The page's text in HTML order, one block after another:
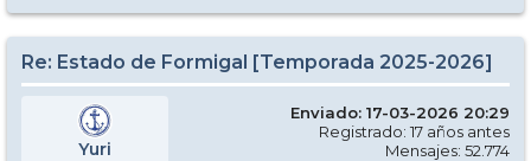
Re: Estado de Formigal [Temporada 2025-2026]
Yuri
Enviado: 17-03-2026 20:29
Registrado: 17 años antes
Mensajes: 52.774